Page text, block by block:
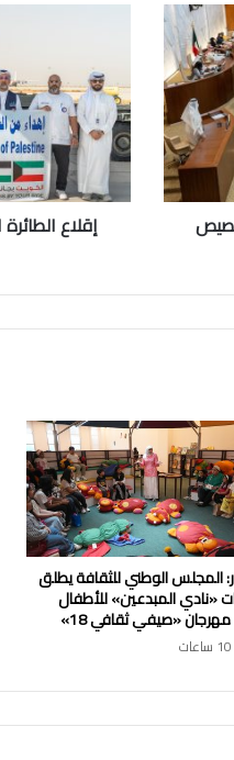
من
الجسر
الجوي
الكويتي
الثاني
لإغاثة
المجلس الوطني للثقافة يطلق
«نادي المبدعين» للأطفال
«صيفي ثقافي 18»